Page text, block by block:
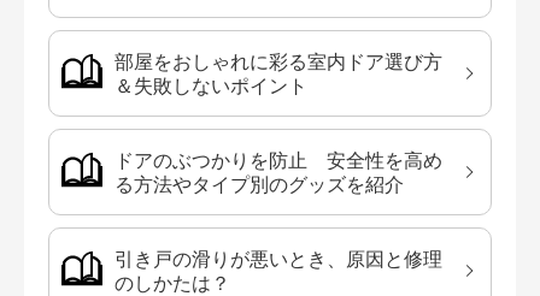
部屋をおしゃれに彩る室内ドア選び方
＆失敗しないポイント
ドアのぶつかりを防止 安全性を高め
る方法やタイプ別のグッズを紹介
引き戸の滑りが悪いとき、原因と修理
のしかたは？